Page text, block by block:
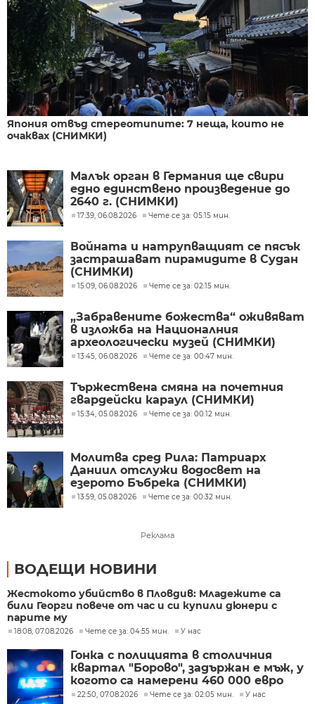
Япония отвъд стереотипите: 7 неща, които не
очаквах (СНИМКИ)
Малък орган в Германия ще свири
едно единствено произведение до
2640 г. (СНИМКИ)
17:39, 06.08.2026 Чете се за: 05:15 мин.
Войната и натрупващият се пясък
застрашават пирамидите в Судан
(СНИМКИ)
15:09, 06.08.2026 Чете се за: 02:15 мин.
„Забравените божества“ оживяват
в изложба на Националния
археологически музей (СНИМКИ)
13:45, 06.08.2026 Чете се за: 00:47 мин.
Тържествена смяна на почетния
гвардейски караул (СНИМКИ)
15:34, 05.08.2026 Чете се за: 00:12 мин.
Молитва сред Рила: Патриарх
Даниил отслужи водосвет на
езерото Бъбрека (СНИМКИ)
13:59, 05.08.2026 Чете се за: 00:32 мин.
Реклама
ВОДЕЩИ НОВИНИ
Жестокото убийство в Пловдив: Младежите са
били Георги повече от час и си купили дюнери с
парите му
18:08, 07.08.2026 Чете се за: 04:55 мин. У нас
Гонка с полицията в столичния
квартал "Борово", задържан е мъж, у
когото са намерени 460 000 евро
22:50, 07.08.2026 Чете се за: 02:05 мин. У нас